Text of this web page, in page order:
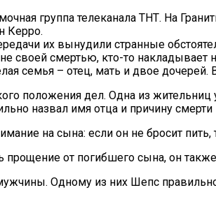
группа телеканала ТНТ. На
Керро.
их вынудили странные
смертью, кто-то накладывает
семья – отец, мать и двое дочерей.
положения дел. Одна из
назвал имя отца и причину смерти
на сына: если он не бросит
от погибшего сына, он
Одному из них Шепс правильно